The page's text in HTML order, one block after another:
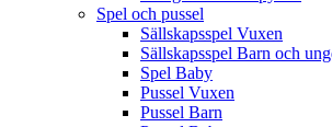
Spel och pussel
Sällskapsspel Vuxen
Sällskapsspel Barn och
Spel Baby
Pussel Vuxen
Pussel Barn